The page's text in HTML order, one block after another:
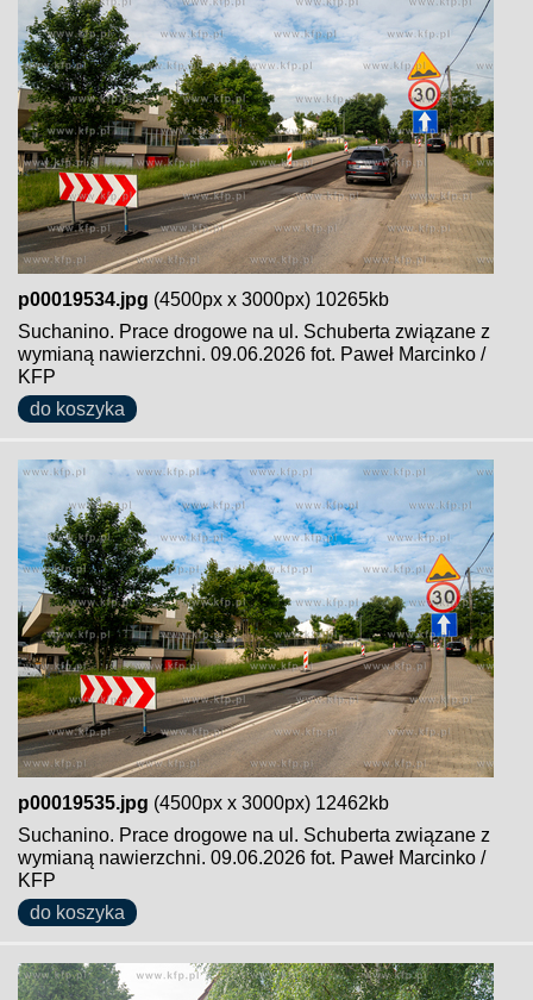
p00019534.jpg (4500px x 3000px) 10265kb
Suchanino. Prace drogowe na ul. Schuberta związane z
wymianą nawierzchni. 09.06.2026 fot. Paweł Marcinko /
KFP
do koszyka
p00019535.jpg (4500px x 3000px) 12462kb
Suchanino. Prace drogowe na ul. Schuberta związane z
wymianą nawierzchni. 09.06.2026 fot. Paweł Marcinko /
KFP
do koszyka